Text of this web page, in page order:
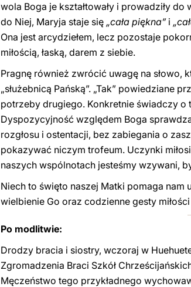
wola Boga je kształtowały i prowadziły
do Niej, Maryja staje się „cała piękna”i
Ona jest arcydziełem, lecz pozostaje
miłością, łaską, darem z siebie.
Pragnę również zwrócić uwagę na słowo,
„służebnicą Pańską”. „Tak” powiedziane
potrzeby drugiego. Konkretnie świadczy o
Dyspozycyjność względem Boga
rozgłosu i ostentacji, bez zabiegania o
pokazywać niczym trofeum. Uczynki
naszych wspólnotach jesteśmy wzywani,
Niech to święto naszej Matki pomaga nam
wielbienie Go oraz codzienne gesty miłości
Po modlitwie:
Drodzy bracia i siostry, wczoraj w
Zgromadzenia Braci Szkół
Męczeństwo tego przykładnego